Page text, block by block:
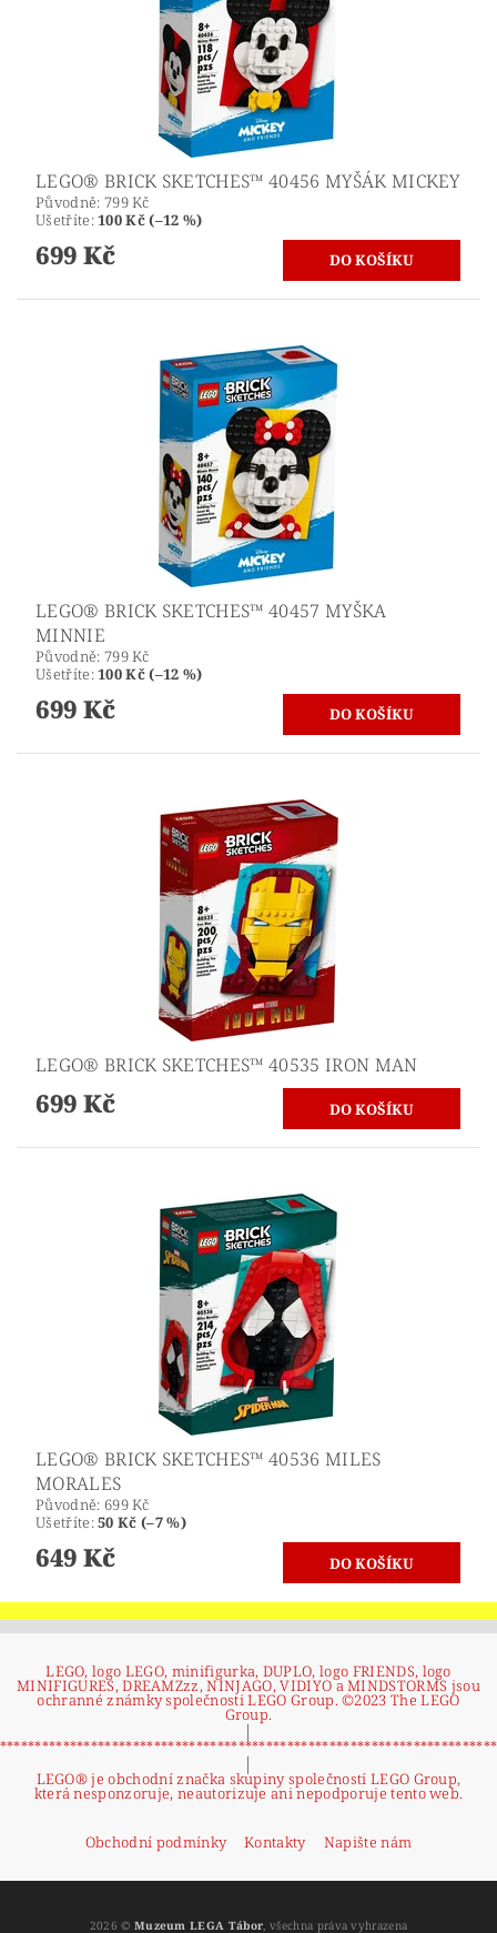
LEGO® BRICK SKETCHES™ 40456 MYŠÁK MICKEY
Původně: 799 Kč
Ušetříte:100 Kč (–12 %)
699 Kč
LEGO® BRICK SKETCHES™ 40457 MYŠKA
MINNIE
Původně: 799 Kč
Ušetříte:100 Kč (–12 %)
699 Kč
LEGO® BRICK SKETCHES™ 40535 IRON MAN
699 Kč
LEGO® BRICK SKETCHES™ 40536 MILES
MORALES
Původně: 699 Kč
Ušetříte:50 Kč (–7 %)
649 Kč
LEGO, logo LEGO, minifigurka, DUPLO, logo FRIENDS, logo
MINIFIGURES, DREAMZzz, NINJAGO, VIDIYO a MINDSTORMS jsou
ochranné známky společnosti LEGO Group. ©2023 The LEGO
Group.
|
|
LEGO® je obchodní značka skupiny společností LEGO Group,
která nesponzoruje, neautorizuje ani nepodporuje tento web.
Obchodní podmínky Kontakty Napište nám
2026 © Muzeum LEGA Tábor, všechna práva vyhrazena